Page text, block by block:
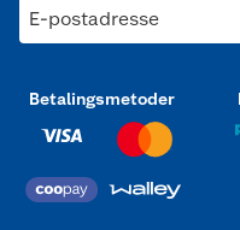
E-postadresse
Betalingsmetoder